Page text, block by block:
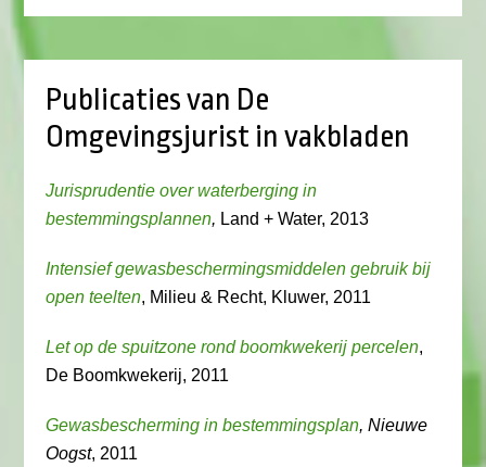
Publicaties van De
Omgevingsjurist in vakbladen
Jurisprudentie over waterberging in
bestemmingsplannen, Land + Water, 2013
Intensief gewasbeschermingsmiddelen gebruik bij
open teelten, Milieu & Recht, Kluwer, 2011
Let op de spuitzone rond boomkwekerij percelen,
De Boomkwekerij, 2011
Gewasbescherming in bestemmingsplan, Nieuwe
Oogst, 2011